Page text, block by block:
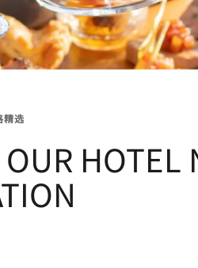
精选
HOTEL